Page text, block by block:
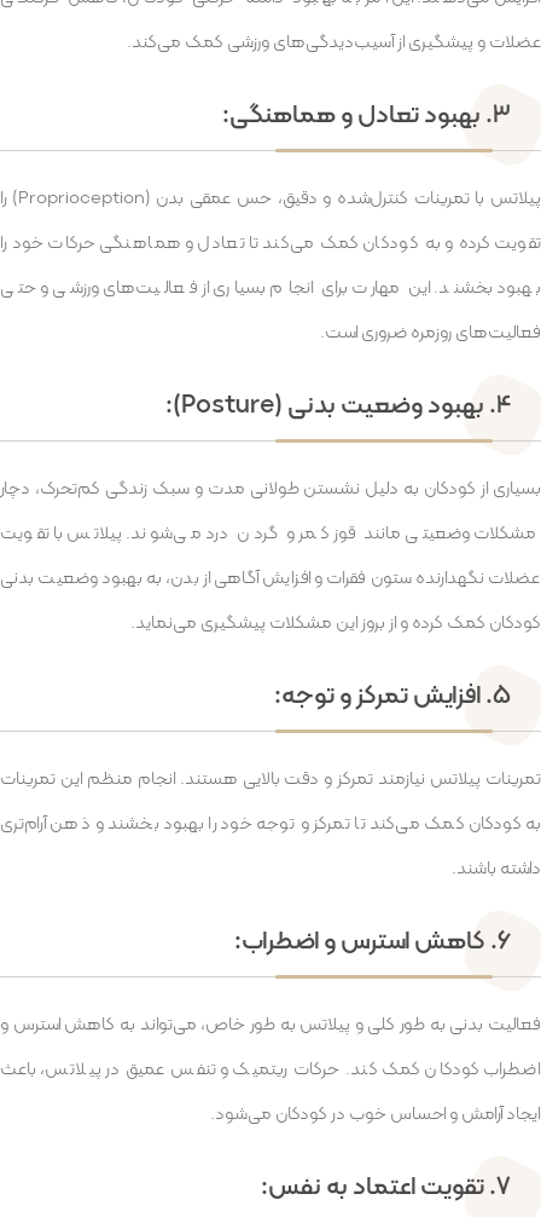
عضلات و پیشگیری از آسیب‌دیدگی‌های ورزشی کمک می‌کند.
3. بهبود تعادل و هماهنگی:
پیلاتس با تمرینات کنترل‌شده و دقیق، حس عمقی بدن (Proprioception) را
تقویت کرده و به کودکان کمک می‌کند تا تعادل و هماهنگی حرکات خود را
بهبود بخشند. این مهارت برای انجام بسیاری از فعالیت‌های ورزشی و حتی
فعالیت‌های روزمره ضروری است.
4. بهبود وضعیت بدنی (Posture):
بسیاری از کودکان به دلیل نشستن طولانی مدت و سبک زندگی کم‌تحرک، دچار
مشکلات وضعیتی مانند قوز کمر و گردن درد می‌شوند. پیلاتس با تقویت
عضلات نگهدارنده ستون فقرات و افزایش آگاهی از بدن، به بهبود وضعیت بدنی
کودکان کمک کرده و از بروز این مشکلات پیشگیری می‌نماید.
5. افزایش تمرکز و توجه:
تمرینات پیلاتس نیازمند تمرکز و دقت بالایی هستند. انجام منظم این تمرینات
به کودکان کمک می‌کند تا تمرکز و توجه خود را بهبود بخشند و ذهن آرام‌تری
داشته باشند.
6. کاهش استرس و اضطراب:
فعالیت بدنی به طور کلی و پیلاتس به طور خاص، می‌تواند به کاهش استرس و
اضطراب کودکان کمک کند. حرکات ریتمیک و تنفس عمیق در پیلاتس، باعث
ایجاد آرامش و احساس خوب در کودکان می‌شود.
7. تقویت اعتماد به نفس: